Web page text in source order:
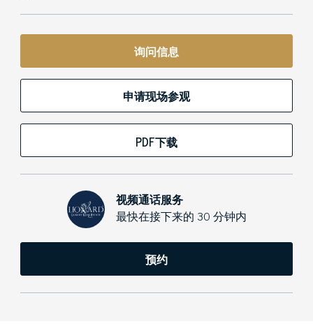
询问信息
申请现场参观
PDF下载
视频通话服务
最快在接下来的 30 分钟内
预约